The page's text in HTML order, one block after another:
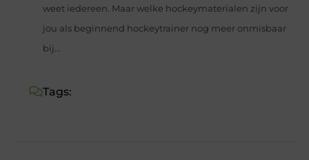
weet iedereen. Maar welke hockeymaterialen zijn voor
jou als beginnend hockeytrainer nog meer onmisbaar
bij...
Tags: